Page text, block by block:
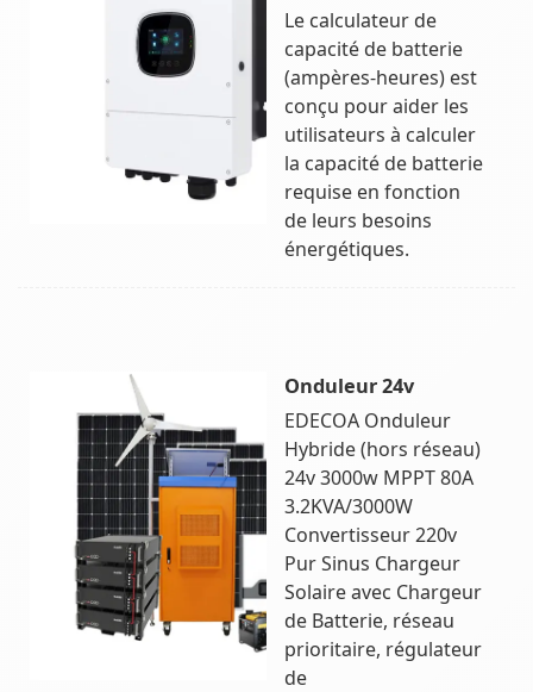
Le calculateur de
capacité de batterie
(ampères-heures) est
conçu pour aider les
utilisateurs à calculer
la capacité de batterie
requise en fonction
de leurs besoins
énergétiques.
Onduleur 24v
EDECOA Onduleur
Hybride (hors réseau)
24v 3000w MPPT 80A
3.2KVA/3000W
Convertisseur 220v
Pur Sinus Chargeur
Solaire avec Chargeur
de Batterie, réseau
prioritaire, régulateur
de